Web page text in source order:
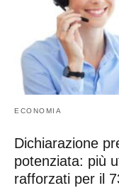
ECONOMIA
Dichiarazione
potenziata: più
rafforzati per il